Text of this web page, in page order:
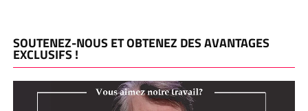
SOUTENEZ-NOUS ET OBTENEZ DES AVANTAGES
EXCLUSIFS !